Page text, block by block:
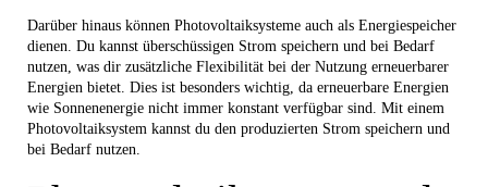
Darüber hinaus können Photovoltaiksysteme auch als Energiespeicher
dienen. Du kannst überschüssigen Strom speichern und bei Bedarf
nutzen, was dir zusätzliche Flexibilität bei der Nutzung erneuerbarer
Energien bietet. Dies ist besonders wichtig, da erneuerbare Energien
wie Sonnenenergie nicht immer konstant verfügbar sind. Mit einem
Photovoltaiksystem kannst du den produzierten Strom speichern und
bei Bedarf nutzen.